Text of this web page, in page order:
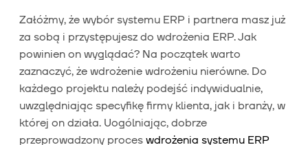
Załóżmy, że wybór systemu ERP i partnera masz już
za sobą i przystępujesz do wdrożenia ERP. Jak
powinien on wyglądać? Na początek warto
zaznaczyć, że wdrożenie wdrożeniu nierówne. Do
każdego projektu należy podejść indywidualnie,
uwzględniając specyfikę firmy klienta, jak i branży, w
której on działa. Uogólniając, dobrze
przeprowadzony proces wdrożenia systemu ERP